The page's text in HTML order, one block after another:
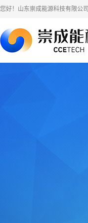
您好！山东崇成能源科技有限公司